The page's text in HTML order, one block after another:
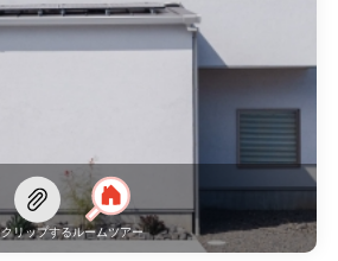
クリップするルームツアー